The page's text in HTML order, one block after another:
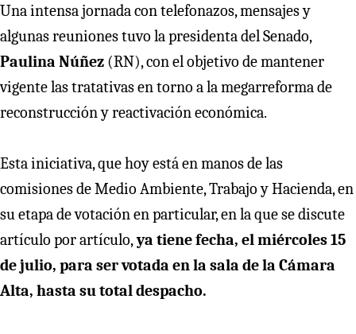
Una intensa jornada con telefonazos, mensajes y
algunas reuniones tuvo la presidenta del Senado,
Paulina Núñez (RN), con el objetivo de mantener
vigente las tratativas en torno a la megarreforma de
reconstrucción y reactivación económica.
Esta iniciativa, que hoy está en manos de las
comisiones de Medio Ambiente, Trabajo y Hacienda, en
su etapa de votación en particular, en la que se discute
artículo por artículo,ya tiene fecha, el miércoles 15
de julio, para ser votada en la sala de la Cámara
Alta, hasta su total despacho.